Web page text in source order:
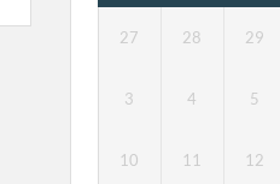
27 28 29
3 4 5
10 11 12